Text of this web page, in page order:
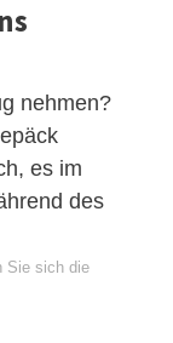
nehmen?
es im
des
Sie sich die